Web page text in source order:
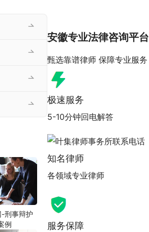
安徽专业法律咨询平台
甄选靠谱律师 保障专业服务
极速服务
5-10分钟回电解答
知名律师
各领域专业律师
服务保障
刑事辩护
例